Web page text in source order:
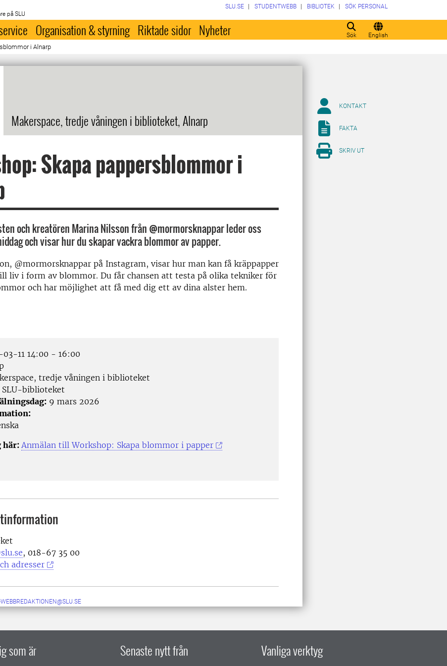
på SLU
Sök English
SLU.SE STUDENTWEBB BIBLIOTEK SÖK PERSONAL
Organisation & styrning Riktade sidor Nyheter
i Alnarp
Makerspace, tredje våningen i biblioteket, Alnarp
Skapa pappersblommor i
och kreatören Marina Nilsson från @mormorsknappar leder oss
och visar hur du skapar vackra blommor av papper.
@mormorsknappar på Instagram, visar hur man kan få kräppapper
liv i form av blommor. Du får chansen att testa på olika tekniker för
och har möjlighet att få med dig ett av dina alster hem.
11 14:00 - 16:00
tredje våningen i biblioteket
SLU-biblioteket
9 mars 2026
här: Anmälan till Workshop: Skapa blommor i papper
, 018-67 35 00
adresser
WEBBREDAKTIONEN@SLU.SE
KONTAKT
FAKTA
SKRIV UT
som är Senaste nytt från Vanliga verktyg